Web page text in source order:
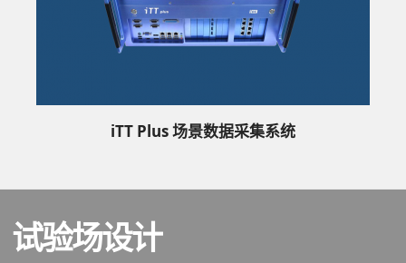
iTT Plus 场景数据采集系统
试验场设计